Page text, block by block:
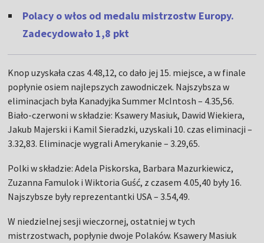
Polacy o włos od medalu mistrzostw Europy.
Zadecydowało 1,8 pkt
Knop uzyskała czas 4.48,12, co dało jej 15. miejsce, a w finale
popłynie osiem najlepszych zawodniczek. Najszybsza w
eliminacjach była Kanadyjka Summer McIntosh – 4.35,56.
Biało-czerwoni w składzie: Ksawery Masiuk, Dawid Wiekiera,
Jakub Majerski i Kamil Sieradzki, uzyskali 10. czas eliminacji –
3.32,83. Eliminacje wygrali Amerykanie – 3.29,65.
Polki w składzie: Adela Piskorska, Barbara Mazurkiewicz,
Zuzanna Famulok i Wiktoria Guść, z czasem 4.05,40 były 16.
Najszybsze były reprezentantki USA – 3.54,49.
W niedzielnej sesji wieczornej, ostatniej w tych
mistrzostwach, popłynie dwoje Polaków. Ksawery Masiuk